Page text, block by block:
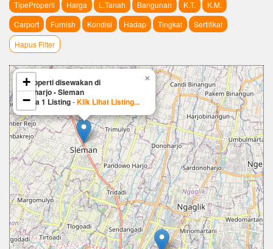
TipeProperti Harga L.Tanah Bangunan K.T.
K.M.
Carport
Furnish Kondisi Hadap Tingkat
Sertifikat
Hapus Filter
Properti disewakan di
Triharjo - Sleman
Ada 1 Listing-Klik Lihat Listing...
×
+
−